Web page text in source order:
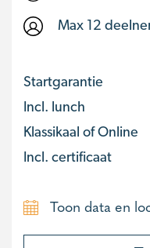
Max 12
Startgarantie
Incl. lunch
Klassikaal of Online
Incl. certificaat
Toon data en